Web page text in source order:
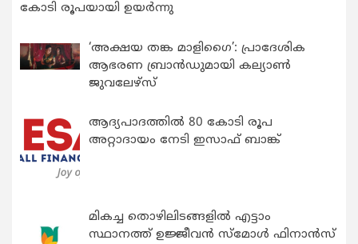
കോടി രൂപയായി ഉയർന്നു
‘അക്ഷയ തങ്ക മാളിഗൈ’: പ്രാദേശിക
ആഭരണ ബ്രാന്‍ഡുമായി കല്യാണ്‍
ജുവലേഴ്‌സ്
ആദ്യപാദത്തിൽ 80 കോടി രൂപ
അറ്റാദായം നേടി ഇസാഫ് ബാങ്ക്
മികച്ച തൊഴിലിടങ്ങളിൽ എട്ടാം
സ്ഥാനത്ത് ഉജ്ജീവൻ സ്മോൾ ഫിനാൻസ്